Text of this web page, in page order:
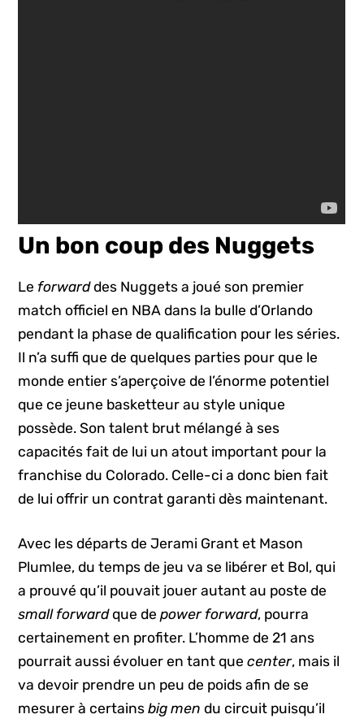
Un bon coup des Nuggets
Le forwarddes Nuggets a joué son premier
match officiel en NBA dans la bulle d’Orlando
pendant la phase de qualification pour les séries.
Il n’a suffi que de quelques parties pour que le
monde entier s’aperçoive de l’énorme potentiel
que ce jeune basketteur au style unique
possède. Son talent brut mélangé à ses
capacités fait de lui un atout important pour la
franchise du Colorado. Celle-ci a donc bien fait
de lui offrir un contrat garanti dès maintenant.
Avec les départs de Jerami Grant et Mason
Plumlee, du temps de jeu va se libérer et Bol, qui
a prouvé qu’il pouvait jouer autant au poste de
small forwardque depower forward, pourra
certainement en profiter. L’homme de 21 ans
pourrait aussi évoluer en tant quecenter, mais il
va devoir prendre un peu de poids afin de se
mesurer à certainsbig men du circuit puisqu’il